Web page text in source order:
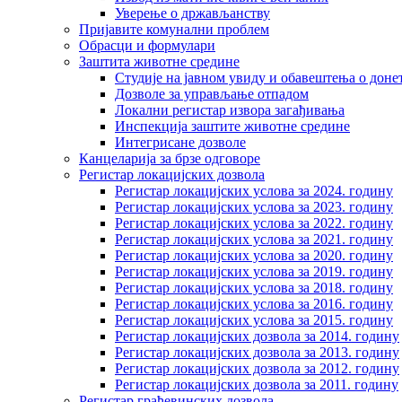
Уверење о држављанству
Пријавите комунални проблем
Обрасци и формулари
Заштита животне средине
Студије на јавном увиду и обавештења о
Дозволе за управљање отпадом
Локални регистар извора загађивања
Инспекција заштите животне средине
Интегрисане дозволе
Канцеларија за брзе одговоре
Регистар локацијских дозвола
Регистар локацијских услова за 2024. годину
Регистар локацијских услова за 2023. годину
Регистар локацијских услова за 2022. годину
Регистар локацијских услова за 2021. годину
Регистар локацијских услова за 2020. годину
Регистар локацијских услова за 2019. годину
Регистар локацијских услова за 2018. годину
Регистар локацијских услова за 2016. годину
Регистар локацијских услова за 2015. годину
Регистар локацијских дозвола за 2014. годину
Регистар локацијских дозвола за 2013. годину
Регистар локацијских дозвола за 2012. годину
Регистар локацијских дозвола за 2011. годину